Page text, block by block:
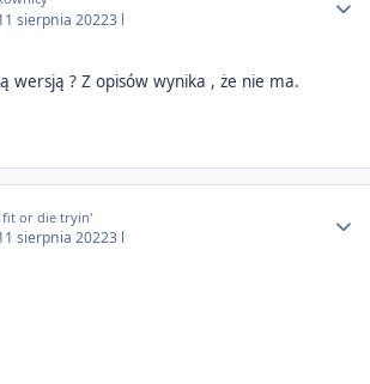
sierpnia 20223 l
wersją ? Z opisów wynika , że nie ma.
fit or die tryin'
sierpnia 20223 l